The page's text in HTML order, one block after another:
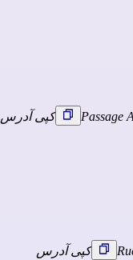
کپی آدرس
کپی آدرس